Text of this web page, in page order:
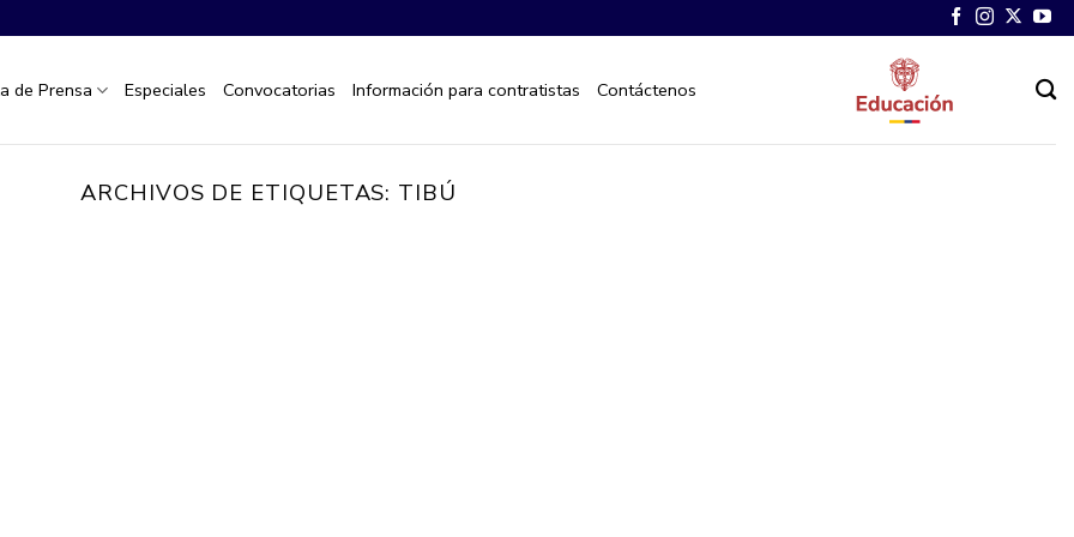
de Prensa Especiales Convocatorias Información para contratistas Contáctenos
ARCHIVOS DE ETIQUETAS: TIBÚ